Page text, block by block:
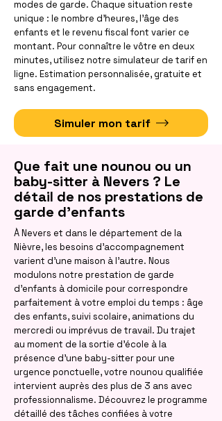
modes de garde. Chaque situation reste
unique : le nombre d'heures, l'âge des
enfants et le revenu fiscal font varier ce
montant. Pour connaître le vôtre en deux
minutes, utilisez notre simulateur de tarif en
ligne. Estimation personnalisée, gratuite et
sans engagement.
Simuler mon tarif
Que fait une nounou ou un
baby-sitter à Nevers ? Le
détail de nos prestations de
garde d'enfants
À Nevers et dans le département de la
Nièvre, les besoins d'accompagnement
varient d'une maison à l'autre. Nous
modulons notre prestation de garde
d'enfants à domicile pour correspondre
parfaitement à votre emploi du temps : âge
des enfants, suivi scolaire, animations du
mercredi ou imprévus de travail. Du trajet
au moment de la sortie d'école à la
présence d'une baby-sitter pour une
urgence ponctuelle, votre nounou qualifiée
intervient auprès des plus de 3 ans avec
professionnalisme. Découvrez le programme
détaillé des tâches confiées à votre